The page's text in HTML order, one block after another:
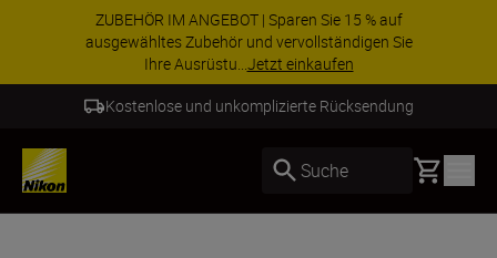
Nutzen Sie unseren kostenlosen Service und
sichern Sie sich Ihre 5-jährige Garantie auf
NIKKOR Z-Obj...Weitere Informationen
5 Jahre NIKKOR Z Garantie
Suche Basket